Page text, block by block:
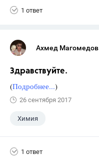
1 ответ
Ахмед Магомедов
Здравствуйте.
(Подробнее...)
26 сентября 2017
Химия
1 ответ